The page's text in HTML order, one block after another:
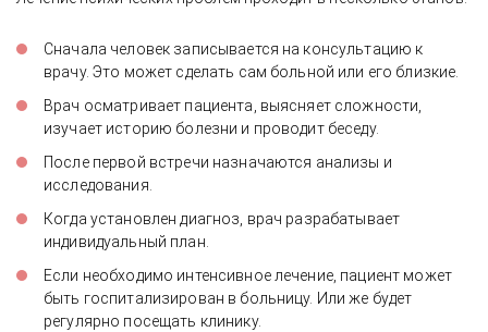
Сначала человек записывается на консультацию к
врачу. Это может сделать сам больной или его близкие.
Врач осматривает пациента, выясняет сложности,
изучает историю болезни и проводит беседу.
После первой встречи назначаются анализы и
исследования.
Когда установлен диагноз, врач разрабатывает
индивидуальный план.
Если необходимо интенсивное лечение, пациент может
быть госпитализирован в больницу. Или же будет
регулярно посещать клинику.